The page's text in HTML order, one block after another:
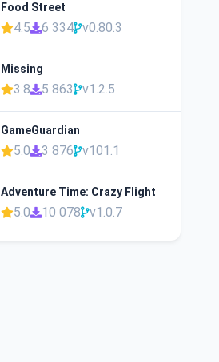
Food Street
4.5 6 334 v0.80.3
Missing
3.8 5 863 v1.2.5
GameGuardian
5.0 3 876 v101.1
Adventure Time: Crazy Flight
5.0 10 078 v1.0.7